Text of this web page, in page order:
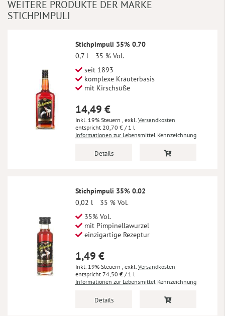
WEITERE PRODUKTE DER MARKE
STICHPIMPULI
Stichpimpuli 35% 0.70
0,7 l
35 % Vol.
seit 1893
komplexe Kräuterbasis
mit Kirschsüße
14,49 €
Inkl. 19% Steuern , exkl. Versandkosten
20,70 € / 1 l
Informationen zur Lebensmittel Kennzeichnung
Details
Stichpimpuli 35% 0.02
0,02 l
35 % Vol.
35% Vol.
mit Pimpinellawurzel
einzigartige Rezeptur
1,49 €
Inkl. 19% Steuern , exkl. Versandkosten
74,50 € / 1 l
Informationen zur Lebensmittel Kennzeichnung
Details